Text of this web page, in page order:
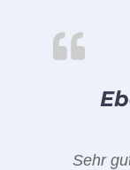
Sehr